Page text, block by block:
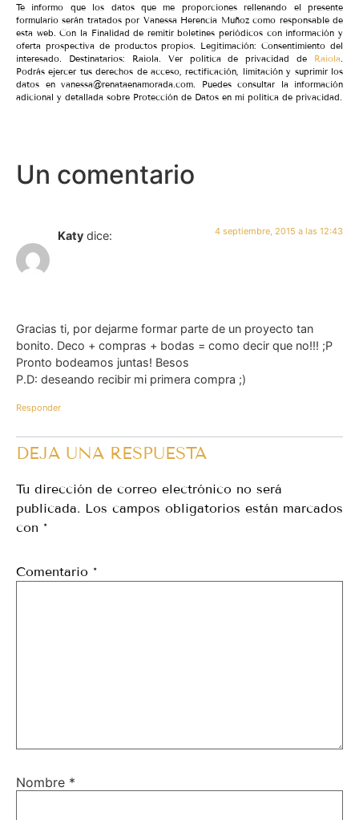
Te informo que los datos que me proporciones rellenando el presente
formulario serán tratados por Vanessa Herencia Muñoz como responsable de
esta web. Con la Finalidad de remitir boletines periódicos con información y
oferta prospectiva de productos propios. Legitimación: Consentimiento del
interesado. Destinatarios: Raiola. Ver política de privacidad de Raiola
Podrás ejercer tus derechos de acceso, rectificación, limitación y suprimir los
datos en vanessa@renataenamorada.com. Puedes consultar la información
adicional y detallada sobre Protección de Datos en mi política de privacidad.
Un comentario
Katy dice: 4 septiembre, 2015 a las 12:43
Gracias ti, por dejarme formar parte de un proyecto tan
bonito. Deco + compras + bodas = como decir que no!!! ;P
Pronto bodeamos juntas! Besos
P.D: deseando recibir mi primera compra ;)
Responder
DEJA UNA RESPUESTA
Tu dirección de correo electrónico no será
publicada. Los campos obligatorios están marcados
con *
Comentario *
Nombre *